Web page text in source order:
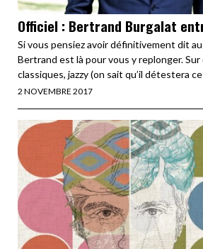
Officiel : Bertrand Burgalat
Si vous pensiez avoir définitivement dit au
Bertrand est là pour vous y replonger.
classiques, jazzy (on sait qu’il détestera
2 NOVEMBRE 2017